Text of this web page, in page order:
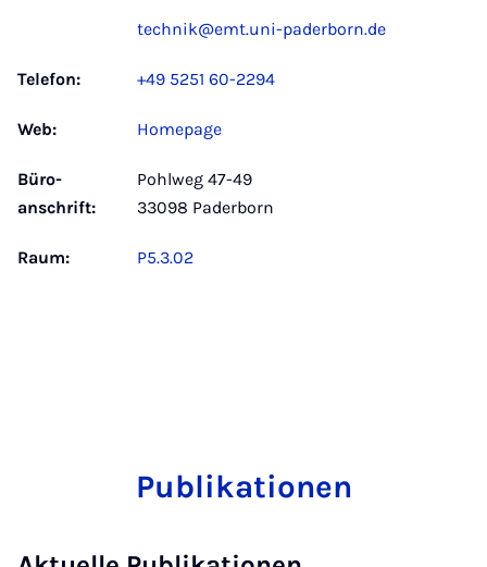
technik@emt.uni-paderborn.de
Telefon: +49 5251 60-2294
Web: Homepage
Büro­
anschrift:
Pohlweg 47-49
33098 Paderborn
Raum: P5.3.02
Publikationen